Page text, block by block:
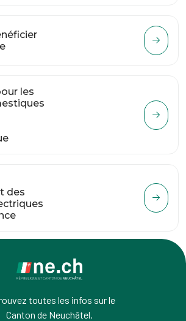
les
des
toutes les infos sur le
Canton de Neuchâtel.